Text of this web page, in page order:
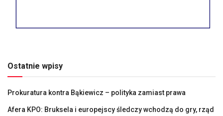
Ostatnie wpisy
Prokuratura kontra Bąkiewicz – polityka zamiast prawa
Afera KPO: Bruksela i europejscy śledczy wchodzą do gry, rząd